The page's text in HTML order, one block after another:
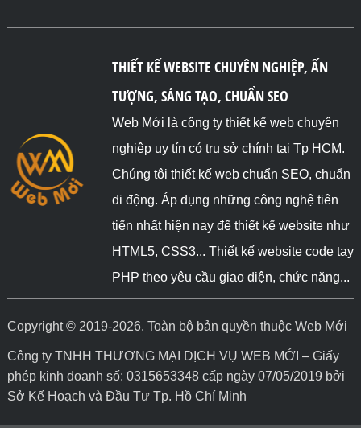
THIẾT KẾ WEBSITE CHUYÊN NGHIỆP, ẤN
TƯỢNG, SÁNG TẠO, CHUẨN SEO
Web Mới là công ty thiết kế web chuyên
nghiệp uy tín có trụ sở chính tại Tp HCM.
Chúng tôi thiết kế web chuẩn SEO, chuẩn
di động. Áp dụng những công nghệ tiên
tiến nhất hiện nay để thiết kế website như
HTML5, CSS3... Thiết kế website code tay
PHP theo yêu cầu giao diện, chức năng...
Copyright © 2019-2026. Toàn bộ bản quyền thuộc Web Mới
Công ty TNHH THƯƠNG MẠI DỊCH VỤ WEB MỚI – Giấy
phép kinh doanh số: 0315653348 cấp ngày 07/05/2019 bởi
Sở Kế Hoạch và Đầu Tư Tp. Hồ Chí Minh